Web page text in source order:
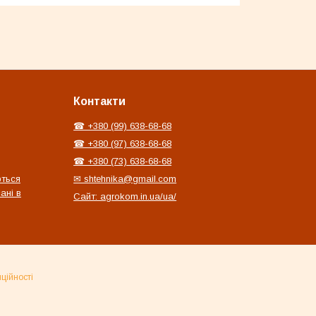
в
Контакти
☎ +380 (99) 638-68-68
☎ +380 (97) 638-68-68
☎ +380 (73) 638-68-68
✉ shtehnika@gmail.com
Сайт: agrokom.in.ua/ua/